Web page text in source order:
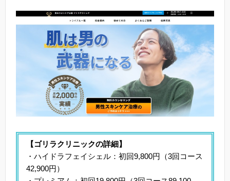
【ゴリラクリニックの詳細】
・ハイドラフェイシェル：初回9,800円（3回コース
42,900円）